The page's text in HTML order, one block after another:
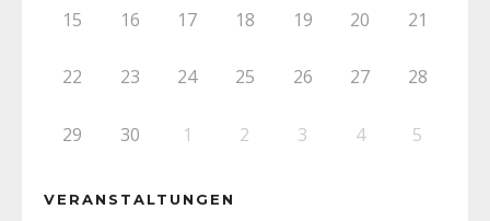
15 16 17 18 19 20 21
22 23 24 25 26 27 28
29 30 1 2 3 4 5
VERANSTALTUNGEN